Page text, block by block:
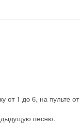
от 1 до 6, на пульте
песню.